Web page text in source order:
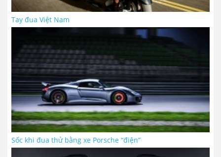
Tay đua Việt Nam
Sốc khi đua thử bằng xe Porsche “điện”